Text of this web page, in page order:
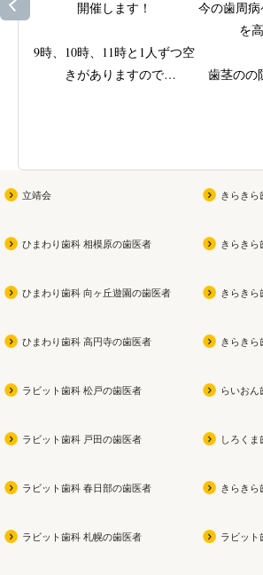
開催します！
9時、10時、11時と1人ずつ空
きがありますので
ぜひ遊びに来てください
今の歯周
を
歯茎のの
無研磨ジ
よかったら
私も今
立靖会
ひまわり歯科 相模原の歯医者
ひまわり歯科 向ヶ丘遊園の歯医者
ひまわり歯科 高円寺の歯医者
ラビット歯科 松戸の歯医者
ラビット歯科 戸田の歯医者
ラビット歯科 春日部の歯医者
ラビット歯科 札幌の歯医者
きらき
きらき
きらき
きらき
らいお
しろく
きらき
ラビット